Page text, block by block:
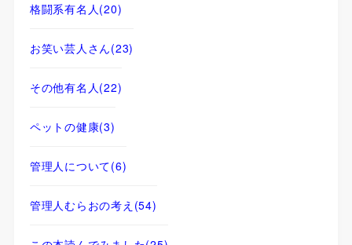
格闘系有名人(20)
お笑い芸人さん(23)
その他有名人(22)
ペットの健康(3)
管理人について(6)
管理人むらおの考え (54)